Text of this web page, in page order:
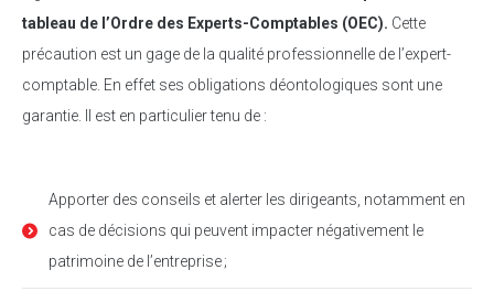
tableau de l’Ordre des Experts-Comptables (OEC). Cette
précaution est un gage de la qualité professionnelle de l’expert-
comptable. En effet ses obligations déontologiques sont une
garantie. Il est en particulier tenu de :
Apporter des conseils et alerter les dirigeants, notamment en
cas de décisions qui peuvent impacter négativement le
patrimoine de l’entreprise ;